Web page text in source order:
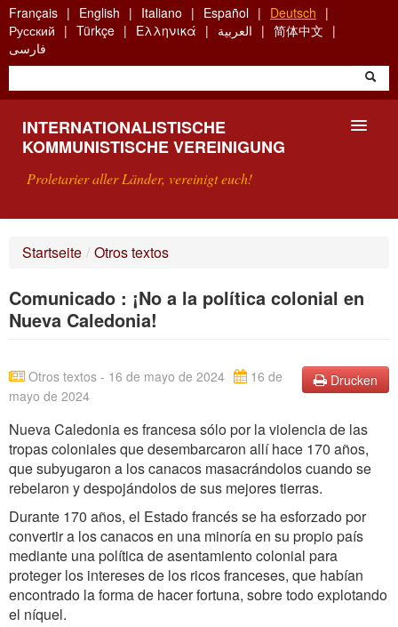
Skip
to
main
content
Français English Italiano Español
Deutsch
Русский
Türkçe Ελληνικά العربية
简体中文
فارسی
INTERNATIONALISTISCHE
KOMMUNISTISCHE VEREINIGUNG
Proletarier aller Länder, vereinigt euch!
SUCHE
Startseite / Otros textos
Comunicado : ¡No a la política colonial en
Nueva Caledonia!
Drucken
Otros textos - 16 de mayo de 2024
16 de
mayo de 2024
Nueva Caledonia es francesa sólo por la violencia de las
tropas coloniales que desembarcaron allí hace 170 años,
que subyugaron a los canacos masacrándolos cuando se
rebelaron y despojándolos de sus mejores tierras.
Durante 170 años, el Estado francés se ha esforzado por
convertir a los canacos en una minoría en su propio país
mediante una política de asentamiento colonial para
proteger los intereses de los ricos franceses, que habían
encontrado la forma de hacer fortuna, sobre todo explotando
el níquel.